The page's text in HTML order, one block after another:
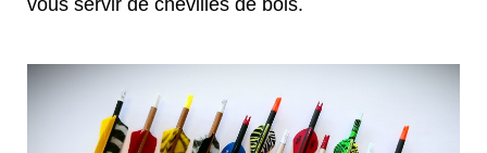
vous servir de chevilles de bois.